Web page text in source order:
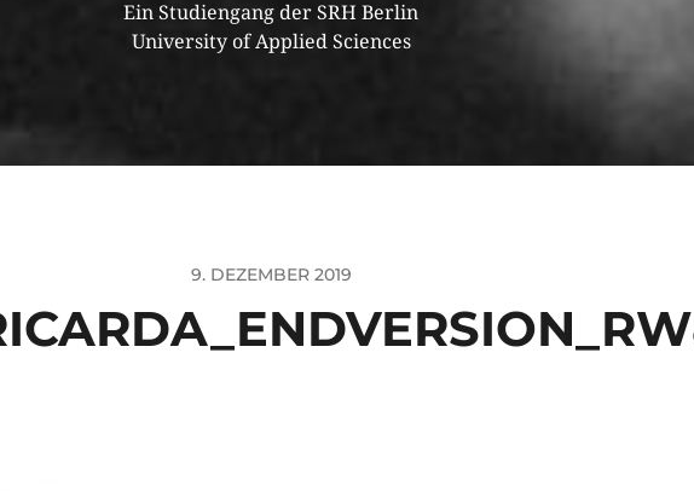
Ein Studiengang der SRH Berlin
University of Applied Sciences
9. DEZEMBER 2019